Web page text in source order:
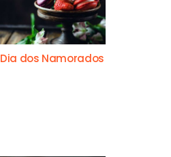
Dia dos Namorados